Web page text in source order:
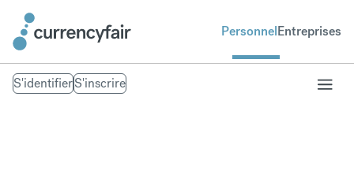
PersonnelEntreprises
S'identifierS'inscrire